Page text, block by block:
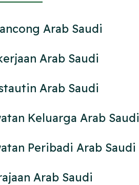
Arab Saudi
Arab Saudi
Arab Saudi
Keluarga Arab Saudi
Peribadi Arab Saudi
Arab Saudi